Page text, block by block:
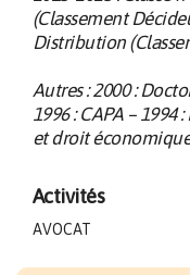
(Classement
Distribution
Autres : 2000 :
1996 : CAPA –
et droit économique
Activités
AVOCAT